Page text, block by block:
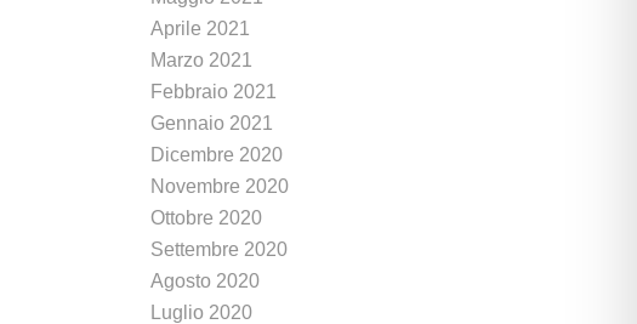
Aprile 2021
Marzo 2021
Febbraio 2021
Gennaio 2021
Dicembre 2020
Novembre 2020
Ottobre 2020
Settembre 2020
Agosto 2020
Luglio 2020